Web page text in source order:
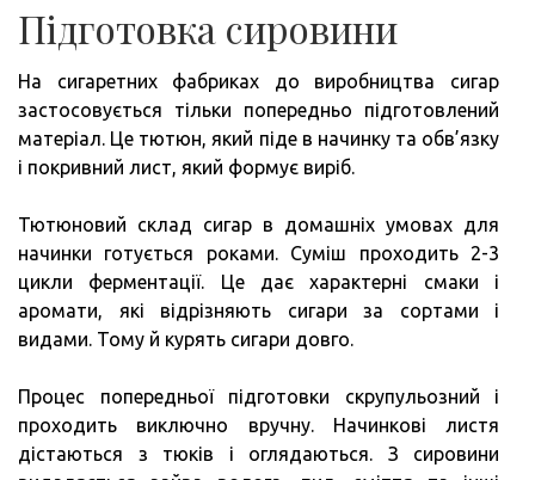
Підготовка сировини
На сигаретних фабриках до виробництва сигар
застосовується тільки попередньо підготовлений
матеріал. Це тютюн, який піде в начинку та обв’язку
і покривний лист, який формує виріб.
Тютюновий склад сигар в домашніх умовах для
начинки готується роками. Суміш проходить 2-3
цикли ферментації. Це дає характерні смаки і
аромати, які відрізняють сигари за сортами і
видами. Тому й курять сигари довго.
Процес попередньої підготовки скрупульозний і
проходить виключно вручну. Начинкові листя
дістаються з тюків і оглядаються. З сировини